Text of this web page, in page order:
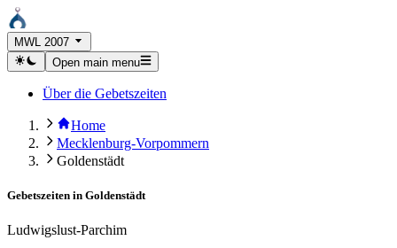
MWL 2007
Open main menu
Über die Gebetszeiten
Home
Mecklenburg-Vorpommern
Goldenstädt
Gebetszeiten in Goldenstädt
Ludwigslust-Parchim